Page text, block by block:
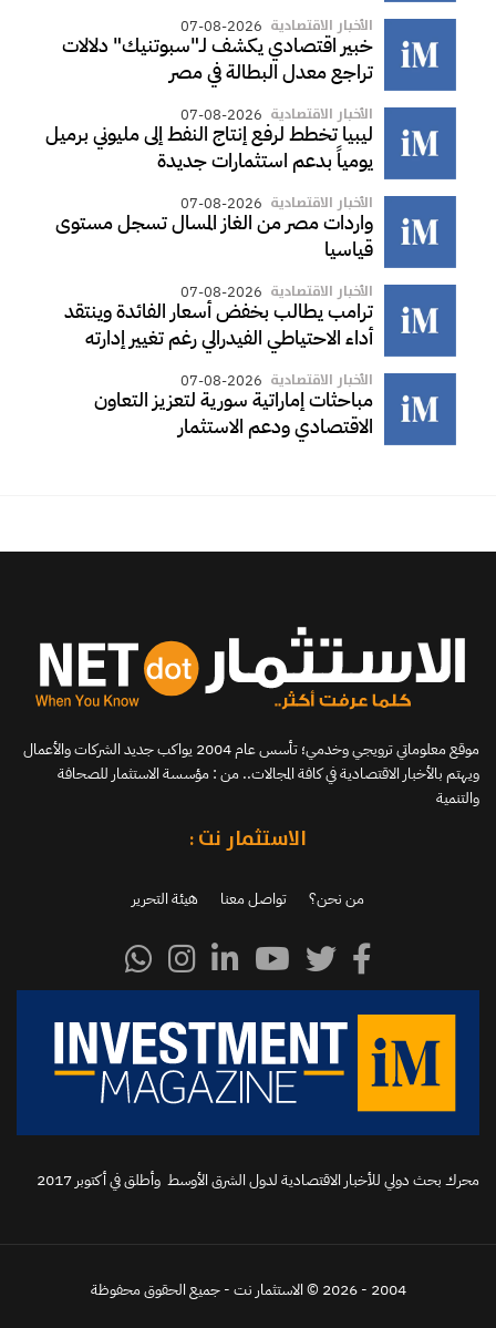
الأخبار الاقتصادية 07-08-2026
خبير اقتصادي يكشف لـ"سبوتنيك" دلالات
تراجع معدل البطالة في مصر
الأخبار الاقتصادية 07-08-2026
ليبيا تخطط لرفع إنتاج النفط إلى مليوني برميل
يومياً بدعم استثمارات جديدة
الأخبار الاقتصادية 07-08-2026
واردات مصر من الغاز المسال تسجل مستوى
قياسيا
الأخبار الاقتصادية 07-08-2026
ترامب يطالب بخفض أسعار الفائدة وينتقد
أداء الاحتياطي الفيدرالي رغم تغيير إدارته
الأخبار الاقتصادية 07-08-2026
مباحثات إماراتية سورية لتعزيز التعاون
الاقتصادي ودعم الاستثمار
موقع معلوماتي ترويجي وخدمي؛ تأسس عام 2004 يواكب جديد الشركات والأعمال
ويهتم بالأخبار الاقتصادية في كافة المجالات.. من : مؤسسة الاستثمار للصحافة
والتنمية
الاستثمار نت :
من نحن؟ تواصل معنا هيئة التحرير
محرك بحث دولي للأخبار الاقتصادية لدول الشرق الأوسط وأطلق في أكتوبر 2017‬
2004 - 2026 © الاستثمار نت - جميع الحقوق محفوظة